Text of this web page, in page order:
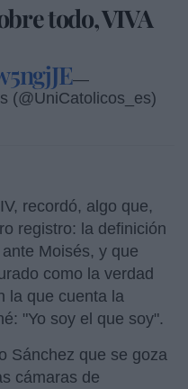
todo, VIVA
—
(@UniCatolicos_es)
recordó, algo que,
registro: la definición
Moisés, y que
como la verdad
la que cuenta la
"Yo soy el que soy".
Sánchez que se goza
cámaras de